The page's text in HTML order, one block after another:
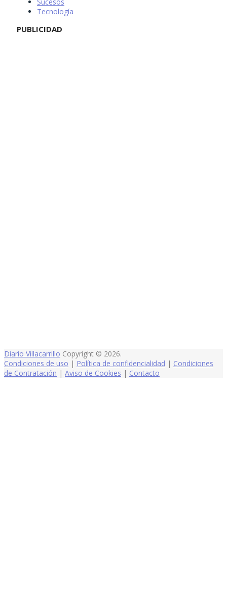
Tecnología
PUBLICIDAD
Diario Villacarrillo Copyright © 2026.
Condiciones de uso | Política de confidencialidad | Condiciones
de Contratación | Aviso de Cookies | Contacto